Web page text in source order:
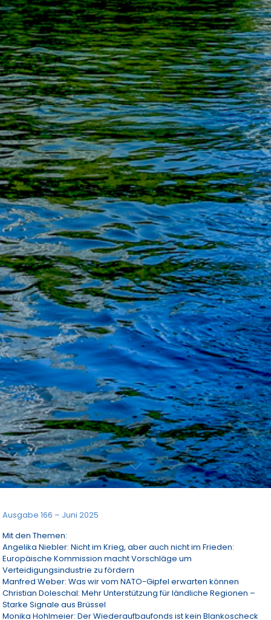
Ausgabe 166 – Juni 2025
Mit den Themen:
Angelika Niebler: Nicht im Krieg, aber auch nicht im Frieden:
Europäische Kommission macht Vorschläge um
Verteidigungsindustrie zu fördern
Manfred Weber: Was wir vom NATO-Gipfel erwarten können
Christian Doleschal: Mehr Unterstützung für ländliche Regionen –
Starke Signale aus Brüssel
Monika Hohlmeier: Der Wiederaufbaufonds ist kein Blankoscheck